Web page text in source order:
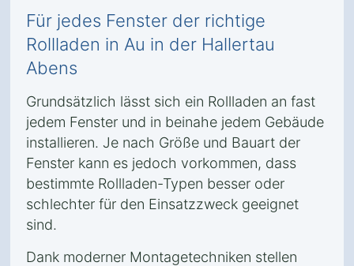
Für jedes Fenster der richtige
Rollladen in Au in der Hallertau
Abens
Grundsätzlich lässt sich ein Rollladen an fast
jedem Fenster und in beinahe jedem Gebäude
installieren. Je nach Größe und Bauart der
Fenster kann es jedoch vorkommen, dass
bestimmte Rollladen-Typen besser oder
schlechter für den Einsatzzweck geeignet
sind.
Dank moderner Montagetechniken stellen